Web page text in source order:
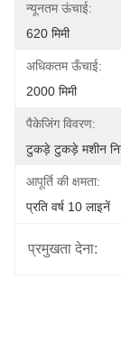
न्यूनतम ऊंचाई:
620 मिमी
अधिकतम ऊँचाई:
2000 मिमी
पैकेजिंग विवरण:
टुकड़े टुकड़े मशीन
आपूर्ति की क्षमता:
प्रति वर्ष 10 लाइनें
प्रमुखता देना: